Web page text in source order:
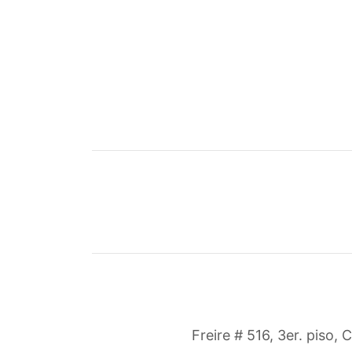
Freire # 516, 3er. piso,